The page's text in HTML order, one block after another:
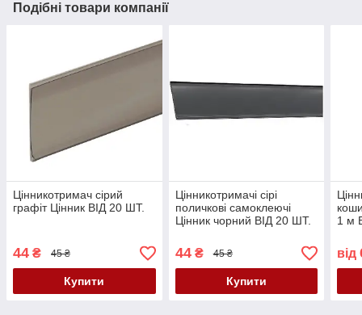
Подібні товари компанії
Цінникотримач сірий
графіт Цінник ВІД 20 ШТ.
44 ₴ 45 ₴
Купити
Цінникотримачі сірі
поличкові самоклеючі
Цінник чорний ВІД 20 ШТ.
44₴ 45 ₴
Купити
1 м
від